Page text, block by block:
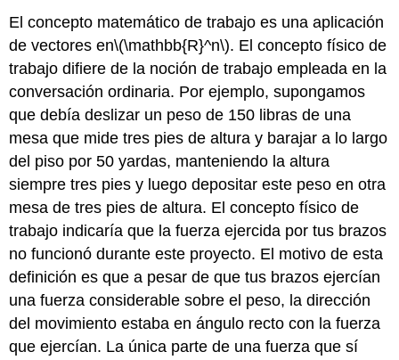
El concepto matemático de trabajo es una aplicación
de vectores en\(\mathbb{R}^n\). El concepto físico de
trabajo difiere de la noción de trabajo empleada en la
conversación ordinaria. Por ejemplo, supongamos
que debía deslizar un peso de 150 libras de una
mesa que mide tres pies de altura y barajar a lo largo
del piso por 50 yardas, manteniendo la altura
siempre tres pies y luego depositar este peso en otra
mesa de tres pies de altura. El concepto físico de
trabajo indicaría que la fuerza ejercida por tus brazos
no funcionó durante este proyecto. El motivo de esta
definición es que a pesar de que tus brazos ejercían
una fuerza considerable sobre el peso, la dirección
del movimiento estaba en ángulo recto con la fuerza
que ejercían. La única parte de una fuerza que sí